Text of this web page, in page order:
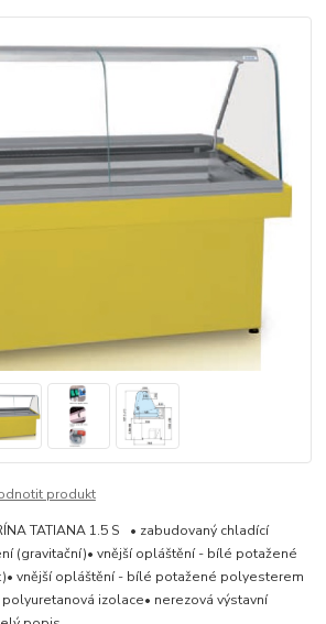
produkt
TATIANA 1.5 S • zabudovaný chladící
(gravitační)• vnější opláštění - bílé potažené
vnější opláštění - bílé potažené polyesterem
izolace• nerezová výstavní